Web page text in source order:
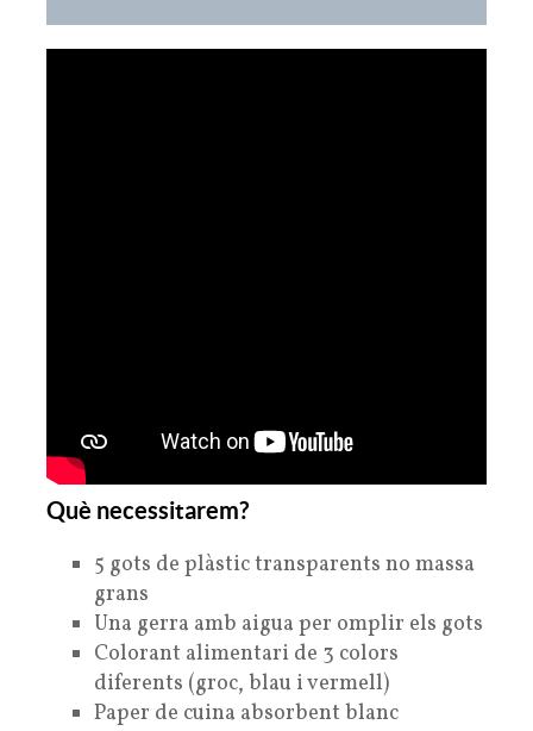
Què necessitarem?
5 gots de plàstic transparents no massa
grans
Una gerra amb aigua per omplir els gots
Colorant alimentari de 3 colors
diferents (groc, blau i vermell)
Paper de cuina absorbent blanc